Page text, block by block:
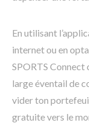
En utilisant
internet ou en
SPORTS Connect
large éventail de
vider ton
gratuite vers le